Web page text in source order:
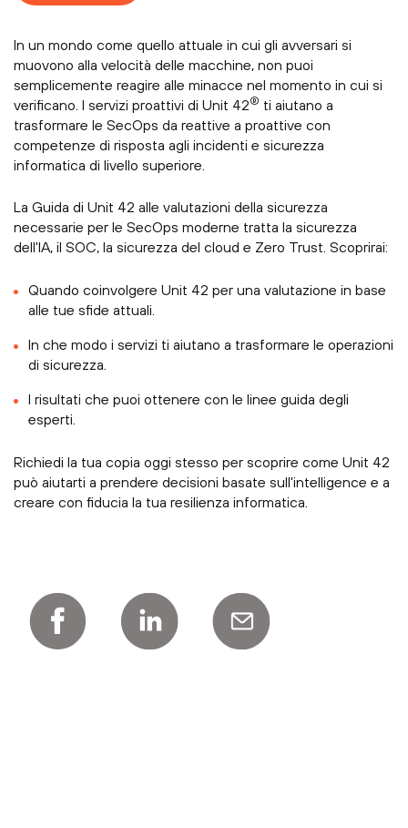
In un mondo come quello attuale in cui gli avversari si
muovono alla velocità delle macchine, non puoi
semplicemente reagire alle minacce nel momento in cui si
verificano. I servizi proattivi di Unit 42® ti aiutano a
trasformare le SecOps da reattive a proattive con
competenze di risposta agli incidenti e sicurezza
informatica di livello superiore.
La Guida di Unit 42 alle valutazioni della sicurezza
necessarie per le SecOps moderne tratta la sicurezza
dell'IA, il SOC, la sicurezza del cloud e Zero Trust. Scoprirai:
Quando coinvolgere Unit 42 per una valutazione in base
alle tue sfide attuali.
In che modo i servizi ti aiutano a trasformare le operazioni
di sicurezza.
I risultati che puoi ottenere con le linee guida degli
esperti.
Richiedi la tua copia oggi stesso per scoprire come Unit 42
può aiutarti a prendere decisioni basate sull'intelligence e a
creare con fiducia la tua resilienza informatica.